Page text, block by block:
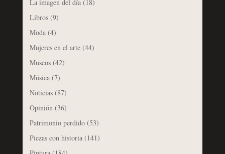
La imagen del día(18)
Libros(9)
Moda(4)
Mujeres en el arte(44)
Museos(42)
Música(7)
Noticias(87)
Opinión (36)
Patrimonio perdido(53)
Piezas con historia(141)